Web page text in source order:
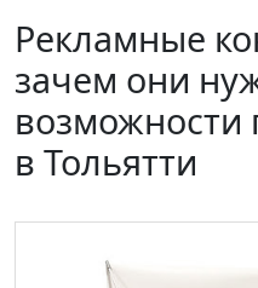
Рекламные
зачем они
возможности
в Тольятти